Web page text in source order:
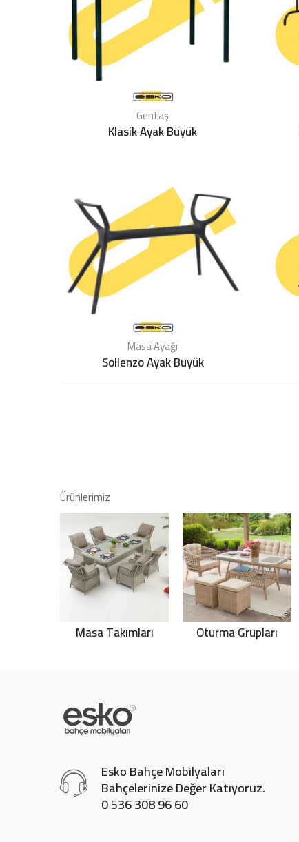
Gentaş
Klasik Ayak Büyük
Masa Ayağı
Sollenzo Ayak Büyük
Ürünlerimiz
Masa Takımları Oturma Grupları
Esko Bahçe Mobilyaları
Bahçelerinize Değer Katıyoruz.
0 536 308 96 60